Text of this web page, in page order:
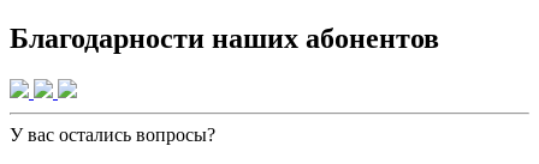
Благодарности наших абонентов
У вас остались вопросы?